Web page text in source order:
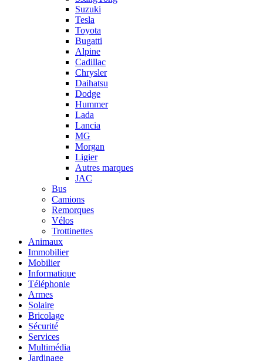
Suzuki
Tesla
Toyota
Bugatti
Alpine
Cadillac
Chrysler
Daihatsu
Dodge
Hummer
Lada
Lancia
MG
Morgan
Ligier
Autres marques
JAC
Bus
Camions
Remorques
Vélos
Trottinettes
Animaux
Immobilier
Mobilier
Informatique
Téléphonie
Armes
Solaire
Bricolage
Sécurité
Services
Multimédia
Jardinage